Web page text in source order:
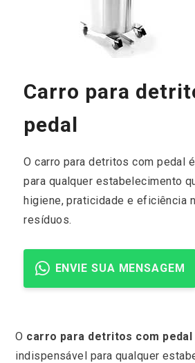
Carro para
pedal
O carro para detritos com pedal
para qualquer estabelecimento
higiene, praticidade e eficiência
resíduos.
ENVIE SUA MENSAGEM
O carro para detritos com pedal
indispensável para qualquer